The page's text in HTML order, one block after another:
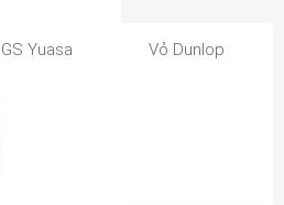
GS Yuasa Vỏ Dunlop